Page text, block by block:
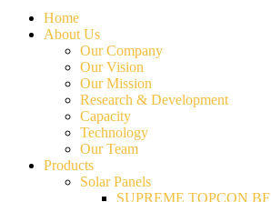
Home
About Us
Our Company
Our Vision
Our Mission
Research & Development
Capacity
Technology
Our Team
Products
Solar Panels
SUPREME TOPCON BF